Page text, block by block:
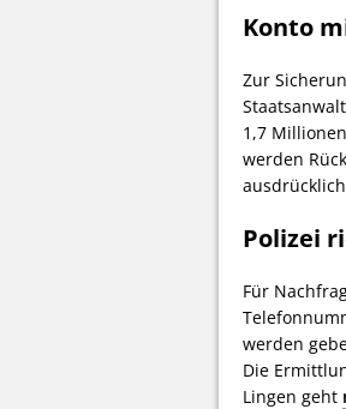
Konto
Zur
1,7
werden
Polizei
Für
werden
Die
Lingen geht